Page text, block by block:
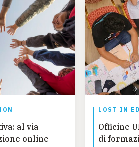
al via
online
LOST IN
Officine
di